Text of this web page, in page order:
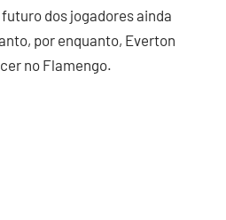
dos jogadores ainda
por enquanto, Everton
no Flamengo.